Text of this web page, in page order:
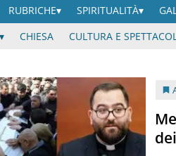
RUBRICHE SPIRITUALITÀ
CHIESA CULTURA E